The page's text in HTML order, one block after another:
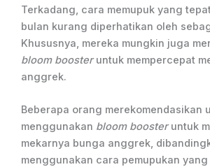
Terkadang, cara memupuk yang
bulan kurang diperhatikan oleh
Khususnya, mereka mungkin juga
bloom boosteruntuk mempercepat
anggrek.
Beberapa orang merekomendasikan
menggunakan bloom boosteruntuk
mekarnya bunga anggrek,
menggunakan cara pemupukan